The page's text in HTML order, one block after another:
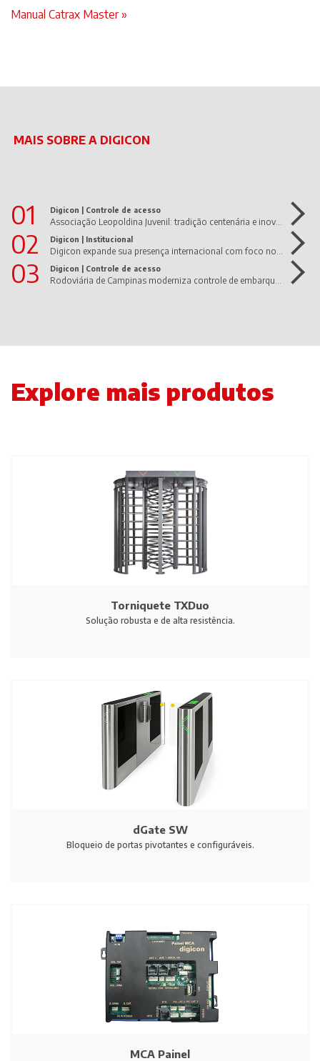
Manual Catrax Master »
MAIS SOBRE A DIGICON
01 Digicon | Controle de acesso
02 Digicon | Institucional
03 Digicon | Controle de acesso
Explore mais produtos
Torniquete TXDuo
Solução robusta e de alta resistência.
dGate SW
Bloqueio de portas pivotantes e configuráveis.
MCA Painel